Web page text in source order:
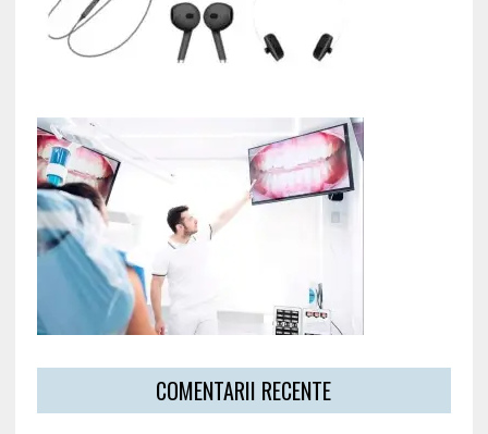
COMENTARII RECENTE